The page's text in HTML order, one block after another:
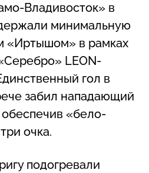
Владивосток» в
минимальную
«Иртышом» в рамках
LEON-
гол в
забил нападающий
«бело-
очка.
подогревали